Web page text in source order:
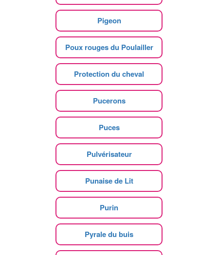
Pigeon
Poux rouges du Poulailler
Protection du cheval
Pucerons
Puces
Pulvérisateur
Punaise de Lit
Purin
Pyrale du buis